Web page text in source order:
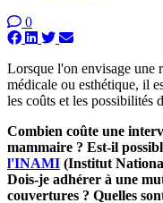
0
Lorsque l'on envisage une
médicale ou esthétique, il
les coûts et les possibilités
Combien coûte une
mammaire ? Est-il
l'INAMI (Institut
Dois-je adhérer à une
couvertures ? Quelles